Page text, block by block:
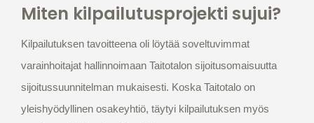
Miten kilpailutusprojekti sujui?
Kilpailutuksen tavoitteena oli löytää soveltuvimmat
varainhoitajat hallinnoimaan Taitotalon sijoitusomaisuutta
sijoitussuunnitelman mukaisesti. Koska Taitotalo on
yleishyödyllinen osakeyhtiö, täytyi kilpailutuksen myös